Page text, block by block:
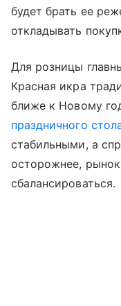
будет брать ее
откладывать
Для розницы
Красная икра
ближе к Новому
праздничного
стабильными, а
осторожнее,
сбалансироваться.